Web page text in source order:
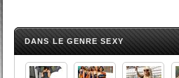
DANS LE GENRE SEXY